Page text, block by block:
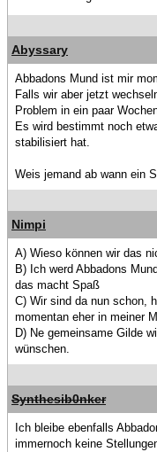
Abyssary
Abbadons Mund ist mir
Falls wir aber jetzt
Problem in ein paar
Es wird bestimmt noch
stabilisiert hat.
Weis jemand ab wann ein
Nimpi
A) Wieso können wir das
B) Ich werd Abbadons
das macht Spaß
C) Wir sind da nun schon,
momentan eher in meiner
D) Ne gemeinsame Gilde
wünschen.
Synthesib0nker
Ich bleibe ebenfalls
immernoch keine